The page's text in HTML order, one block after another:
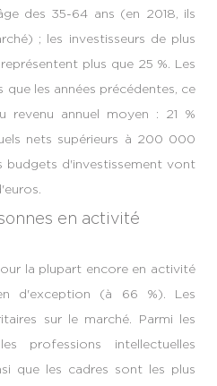
des 35-64 ans (en 2018, ils
; les investisseurs de plus
plus que 25 %. Les
que les années précédentes, ce
revenu annuel moyen : 21 %
nets supérieurs à 200 000
budgets d'investissement vont
en activité
la plupart encore en activité
d'exception (à 66 %). Les
sur le marché. Parmi les
professions intellectuelles
que les cadres sont les plus